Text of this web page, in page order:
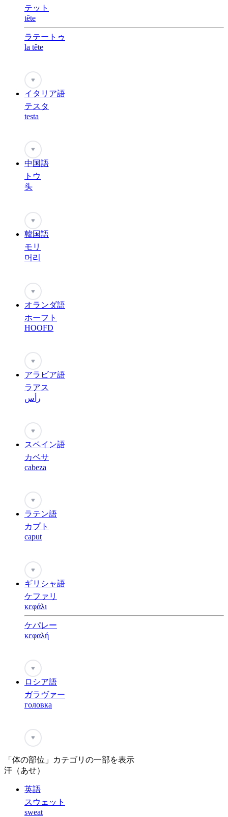
テット
tête
ラテートゥ
la tête
♥
イタリア語
テスタ
testa
♥
中国語
トウ
头
♥
韓国語
モリ
머리
♥
オランダ語
ホーフト
HOOFD
♥
アラビア語
ラアス
رأس
♥
スペイン語
カベサ
cabeza
♥
ラテン語
カプト
caput
♥
ギリシャ語
ケファリ
κεφάλι
ケパレー
κεφαλή
♥
ロシア語
ガラヴァー
головка
♥
「体の部位」カテゴリの一部を表示
汗（あせ）
英語
スウェット
sweat